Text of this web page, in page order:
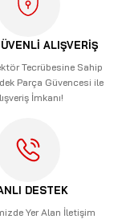
ALIŞVERİŞ
Tecrübesine Sahip
Parça Güvencesi ile
İmkanı!
DESTEK
Yer Alan İletişim